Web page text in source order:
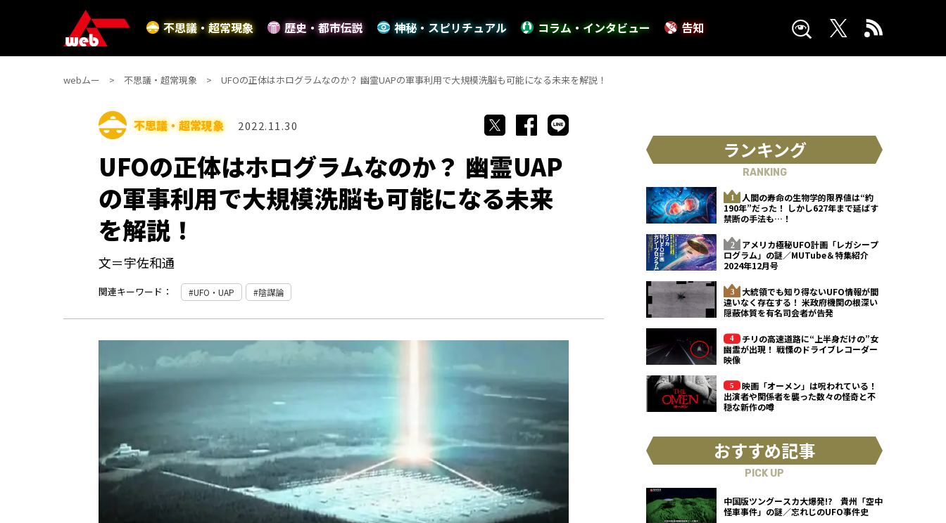
不思議・超常現象 歴史・都市伝説 神秘・スピリチュアル コラム・インタビュー 告知
webムー 不思議・超常現象 UFOの正体はホログラムなのか？ 幽霊UAPの軍事利用で大規模洗脳も可能になる未来を解説！
不思議・超常現象 2022.11.30
UFOの正体はホログラムなのか？ 幽霊UAP
の軍事利用で大規模洗脳も可能になる未来
を解説！
文＝宇佐和通
関連キーワード： UFO・UAP 陰謀論
ランキング
RANKING
人間の寿命の生物学的限界値は“約
190年”だった！ しかし627年まで延ばす
禁断の手法も…！
アメリカ極秘UFO計画「レガシープ
ログラム」の謎／MUTube＆特集紹介
2024年12月号
大統領でも知り得ないUFO情報が間
違いなく存在する！ 米政府機関の根深い
隠蔽体質を有名司会者が告発
チリの高速道路に“上半身だけの”女
幽霊が出現！ 戦慄のドライブレコーダー
映像
映画「オーメン」は呪われている！
出演者や関係者を襲った数々の怪奇と不
穏な新作の噂
おすすめ記事
PICK UP
中国版ツングースカ大爆発!? 貴州「空中
怪車事件」の謎／忘れじのUFO事件史